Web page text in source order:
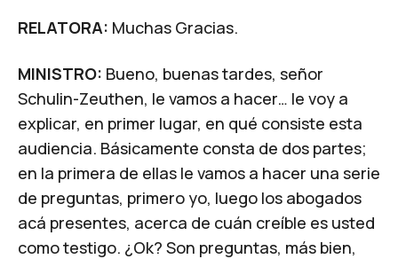
RELATORA: Muchas Gracias.
MINISTRO: Bueno, buenas tardes, señor
Schulin-Zeuthen, le vamos a hacer… le voy a
explicar, en primer lugar, en qué consiste esta
audiencia. Básicamente consta de dos partes;
en la primera de ellas le vamos a hacer una serie
de preguntas, primero yo, luego los abogados
acá presentes, acerca de cuán creíble es usted
como testigo. ¿Ok? Son preguntas, más bien,